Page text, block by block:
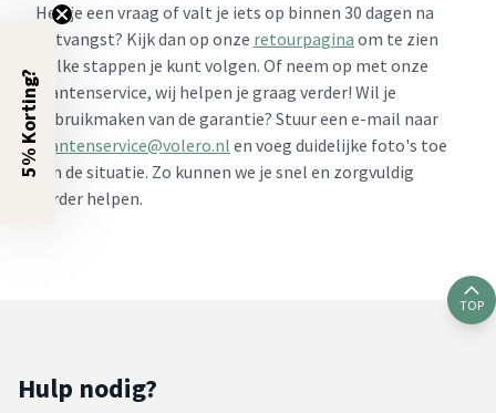
Heb je een vraag of valt je iets op binnen 30 dagen na
ontvangst? Kijk dan op onze retourpagina om te zien
welke stappen je kunt volgen. Of neem op met onze
klantenservice, wij helpen je graag verder! Wil je
gebruikmaken van de garantie? Stuur een e-mail naar
klantenservice@volero.nl en voeg duidelijke foto's toe
van de situatie. Zo kunnen we je snel en zorgvuldig
verder helpen.
TOP
Hulp nodig?
5% Korting?